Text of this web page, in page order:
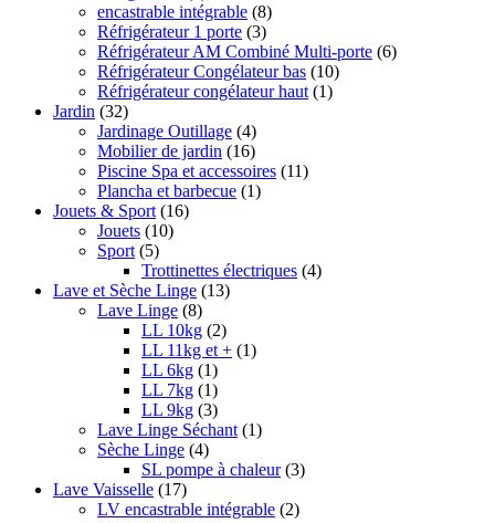
encastrable intégrable (8)
Réfrigérateur 1 porte (3)
Réfrigérateur AM Combiné Multi-porte (6)
Réfrigérateur Congélateur bas (10)
Réfrigérateur congélateur haut (1)
Jardin (32)
Jardinage Outillage (4)
Mobilier de jardin (16)
Piscine Spa et accessoires (11)
Plancha et barbecue (1)
Jouets & Sport (16)
Jouets (10)
Sport (5)
Trottinettes électriques (4)
Lave et Sèche Linge (13)
Lave Linge (8)
LL 10kg (2)
LL 11kg et + (1)
LL 6kg (1)
LL 7kg (1)
LL 9kg (3)
Lave Linge Séchant (1)
Sèche Linge (4)
SL pompe à chaleur (3)
Lave Vaisselle (17)
LV encastrable intégrable (2)